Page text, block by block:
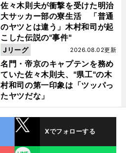
佐々木則夫が衝撃を受けた明治
大サッカー部の寮生活 「普通
のヤツとは違う」木村和司が起
こした伝説の"事件"
名門・帝京のキャプテンを務め
ていた佐々木則夫、"県工"の木
村和司の第一印象は「ツッパっ
たヤツだな」
2026.08.02更新
Jリーグ
Xでフォローする